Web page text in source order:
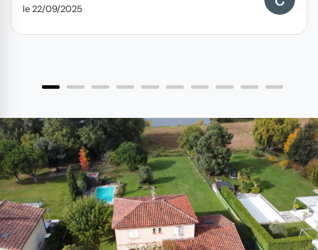
le 22/09/2025